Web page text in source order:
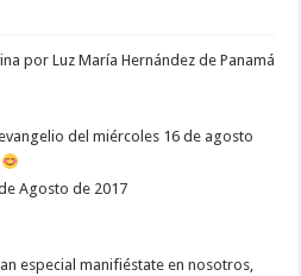
por Luz María Hernández de Panamá
del miércoles 16 de agosto
Agosto de 2017
especial manifiéstate en nosotros,